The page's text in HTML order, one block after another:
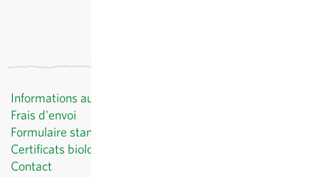
Informations au client
Frais d'envoi
Formulaire standard de révocation
Certificats biologiques
Contact